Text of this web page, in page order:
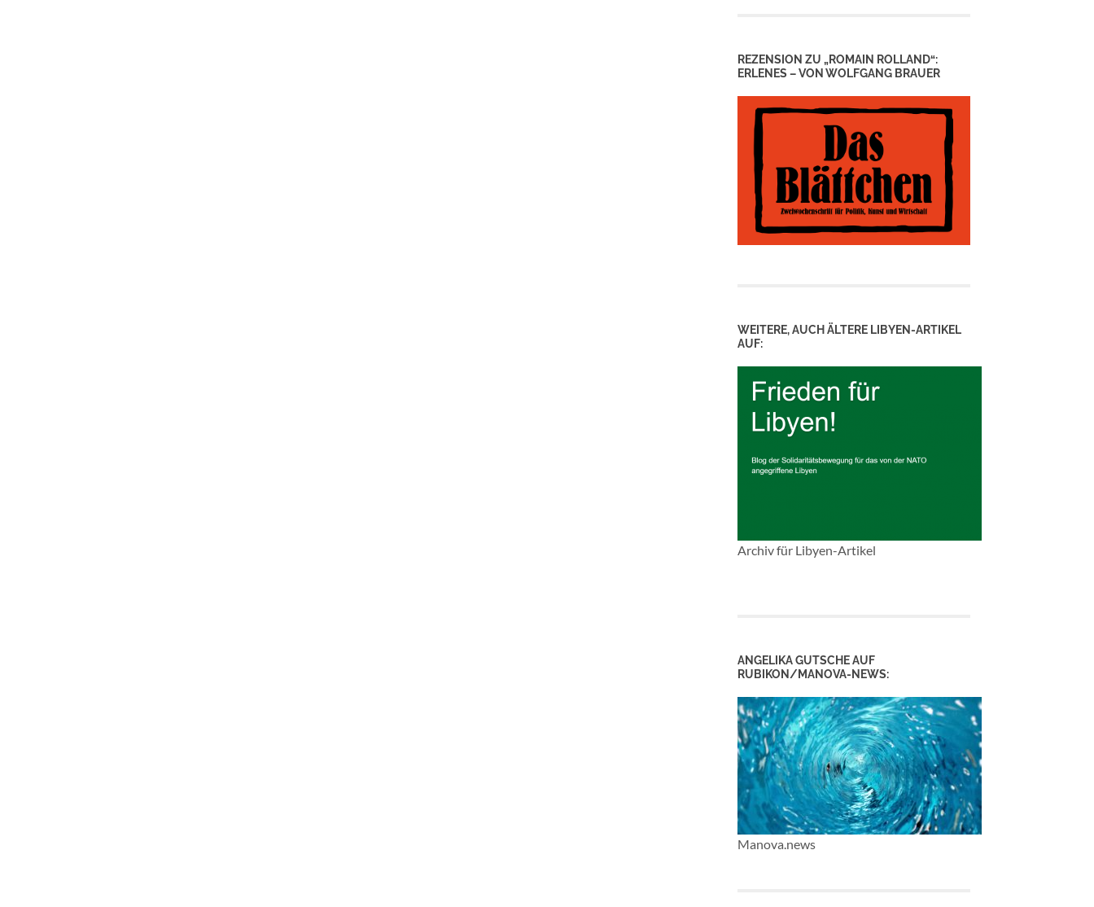
REZENSION ZU „ROMAIN ROLLAND“:
ERLENES – VON WOLFGANG BRAUER
WEITERE, AUCH ÄLTERE LIBYEN-ARTIKEL
AUF:
Archiv für Libyen-Artikel
ANGELIKA GUTSCHE AUF
RUBIKON/MANOVA-NEWS:
Manova.news